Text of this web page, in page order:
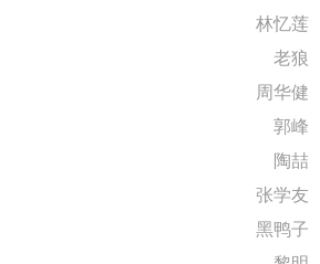
林忆莲
老狼
周华健
郭峰
陶喆
张学友
黑鸭子